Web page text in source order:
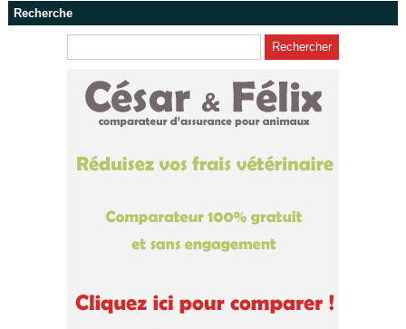
Recherche